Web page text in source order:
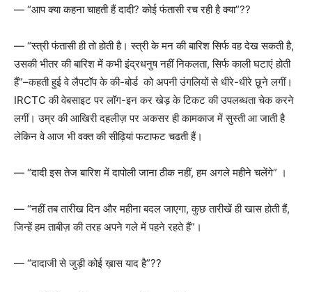
— “आप क्या कहना चाहती हैं दादी?कोई फंतासी रच रही है क्या”??
— “स्त्री फंतासी ही तो होती है। स्त्री के मन की बारिश सिर्फ वह देख सकती है,
उसकी भीतर की बारिश में कभी इंद्रधनुष नहीं निकलता,सिर्फ काली घटाएं होती
हैं”–कहती हुई वे लैपटॉप के की-बोर्ड को अपनी उंगलियों से धीरे-धीरे छूने लगीं।
IRCTCकी वेबसाइट पर लॉग-इन कर खेड़ के टिकट की उपलब्धता चेक करने
लगीं। उम्र की आखिरी दहलीज़ पर अकसर ही कामकाज में सुस्ती आ जाती है
लेकिन वे आज भी वक्त की सीढ़ियां फटाफट चढती हैं।
— “दादी इस तेज बारिश में दापोली जाना ठीक नहीं,हम अगले महीने चलेंगे” ।
— “नहीं तब तारीख दिन और महीना बदल जाएगा,कुछ तारीखें ही खास होती हैं,
जिन्हें हम ताबीज़ की तरह अपने गले में पहने रहते हैं” ।
— “दादाजी से जुड़ी कोई ख़ास याद है”??